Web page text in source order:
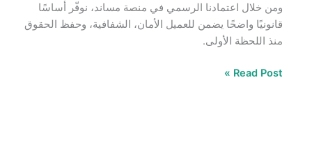
ومن خلال اعتمادنا الرسمي في منصة مساند، نوفّر أساسًا
قانونيًا واضحًا يضمن للعميل الأمان، الشفافية، وحفظ الحقوق
منذ اللحظة الأولى.
Read Post »